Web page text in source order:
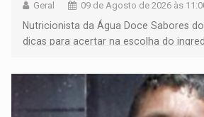
Geral 09 de Agosto de 2026 às
Nutricionista da Água Doce Sabores
dicas para acertar na escolha do